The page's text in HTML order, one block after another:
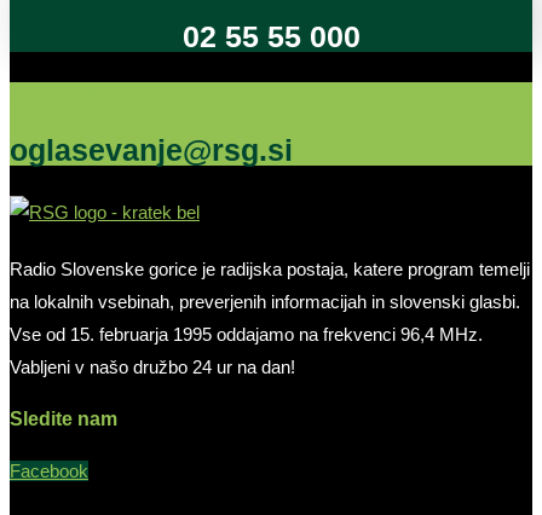
02 55 55 000
oglasevanje@rsg.si
Radio Slovenske gorice je radijska postaja, katere program temelji
na lokalnih vsebinah, preverjenih informacijah in slovenski glasbi.
Vse od 15. februarja 1995 oddajamo na frekvenci 96,4 MHz.
Vabljeni v našo družbo 24 ur na dan!
Sledite nam
Facebook